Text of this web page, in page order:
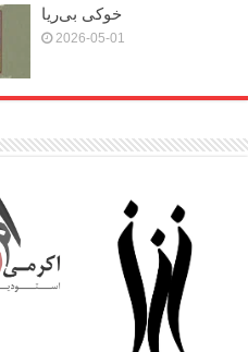
خوکی بی‌ریا
2026-05-01